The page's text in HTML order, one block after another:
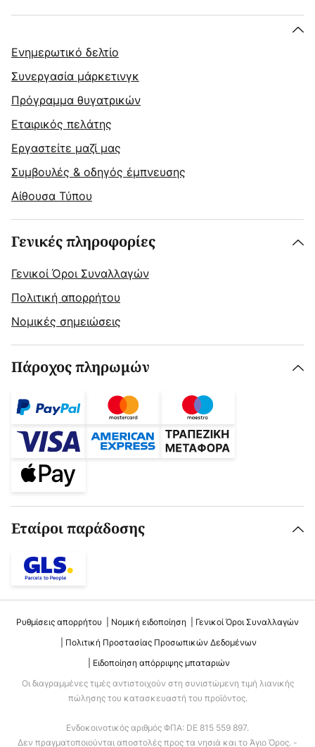
Ενημερωτικό δελτίο
Συνεργασία μάρκετινγκ
Πρόγραμμα θυγατρικών
Εταιρικός πελάτης
Εργαστείτε μαζί μας
Συμβουλές & οδηγός έμπνευσης
Αίθουσα Τύπου
Γενικές πληροφορίες
Γενικοί Όροι Συναλλαγών
Πολιτική απορρήτου
Νομικές σημειώσεις
Πάροχος πληρωμών
Εταίροι παράδοσης
Ρυθμίσεις απορρήτου Νομική ειδοποίηση
Γενικοί Όροι Συναλλαγών
Πολιτική Προστασίας Προσωπικών Δεδομένων
Ειδοποίηση απόρριψης μπαταριών
Οι διαγραμμένες τιμές αντιστοιχούν στη συνιστώμενη τιμή λιανικής
πώλησης του κατασκευαστή του προϊόντος.
Ενδοκοινοτικός αριθμός ΦΠΑ: DE 815 559 897.
Δεν πραγματοποιούνται αποστολές προς τα νησιά και το Άγιο Όρος. -